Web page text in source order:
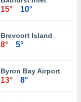
15° 10°
Brevoort Island
8° 5°
Byron Bay Airport
13° 8°